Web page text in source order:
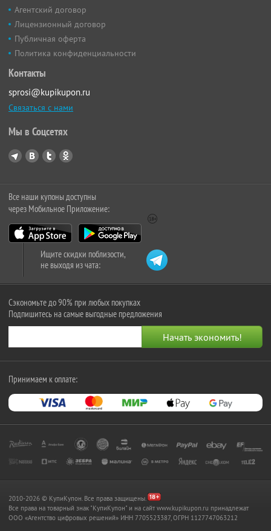
Агентский договор
Лицензионный договор
Публичная оферта
Политика конфиденциальности
Контакты
sprosi@kupikupon.ru
Связаться с нами
Мы в Соцсетях
Все наши купоны доступны
через Мобильное Приложение:
Ищите скидки поблизости,
не выходя из чата:
Сэкономьте до 90% при любых покупках
Подпишитесь на самые выгодные предложения
Принимаем к оплате:
2010-2026 © КупиКупон. Все права защищены.
Все права на товарный знак "КупиКупон" и на сайт www.kupikupon.ru принадлежат
OOO «Агентство цифровых решений» ИНН 7705523387, ОГРН 1127747063212